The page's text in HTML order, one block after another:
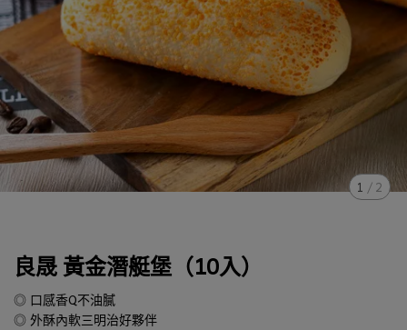
1 /2
良晟 黃金潛艇堡（10入）
◎ 口感香Q不油膩
◎ 外酥內軟三明治好夥伴